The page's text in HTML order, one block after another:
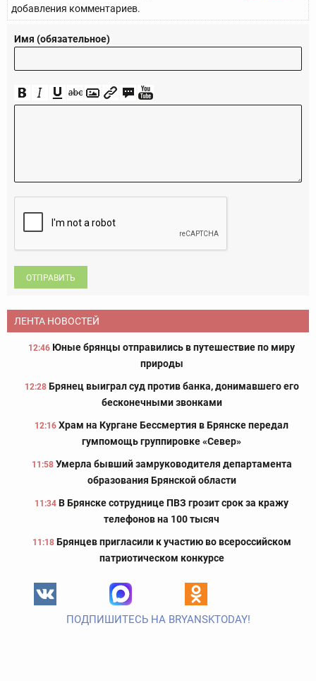
добавления комментариев.
Имя (обязательное)
ОТПРАВИТЬ
ЛЕНТА НОВОСТЕЙ
12:46 Юные брянцы отправились в путешествие по миру
природы
12:28 Брянец выиграл суд против банка, донимавшего его
бесконечными звонками
12:16 Храм на Кургане Бессмертия в Брянске передал
гумпомощь группировке «Север»
11:58 Умерла бывший замруководителя департамента
образования Брянской области
11:34 В Брянске сотруднице ПВЗ грозит срок за кражу
телефонов на 100 тысяч
11:18 Брянцев пригласили к участию во всероссийском
патриотическом конкурсе
ПОДПИШИТЕСЬ НА BRYANSKTODAY!